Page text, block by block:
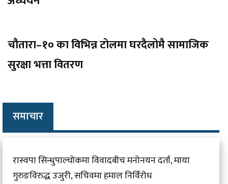
चौतारा–१० का विभिन्न टोलमा घरदैलोमै सामाजिक
सुरक्षा भत्ता वितरण
समाचार
रास्वपा सिन्धुपाल्चोकमा विवादबीच मनोनयन दर्ता, माया
गुरुङविरुद्ध उजुरी, सचिवमा हमाल निर्विरोध